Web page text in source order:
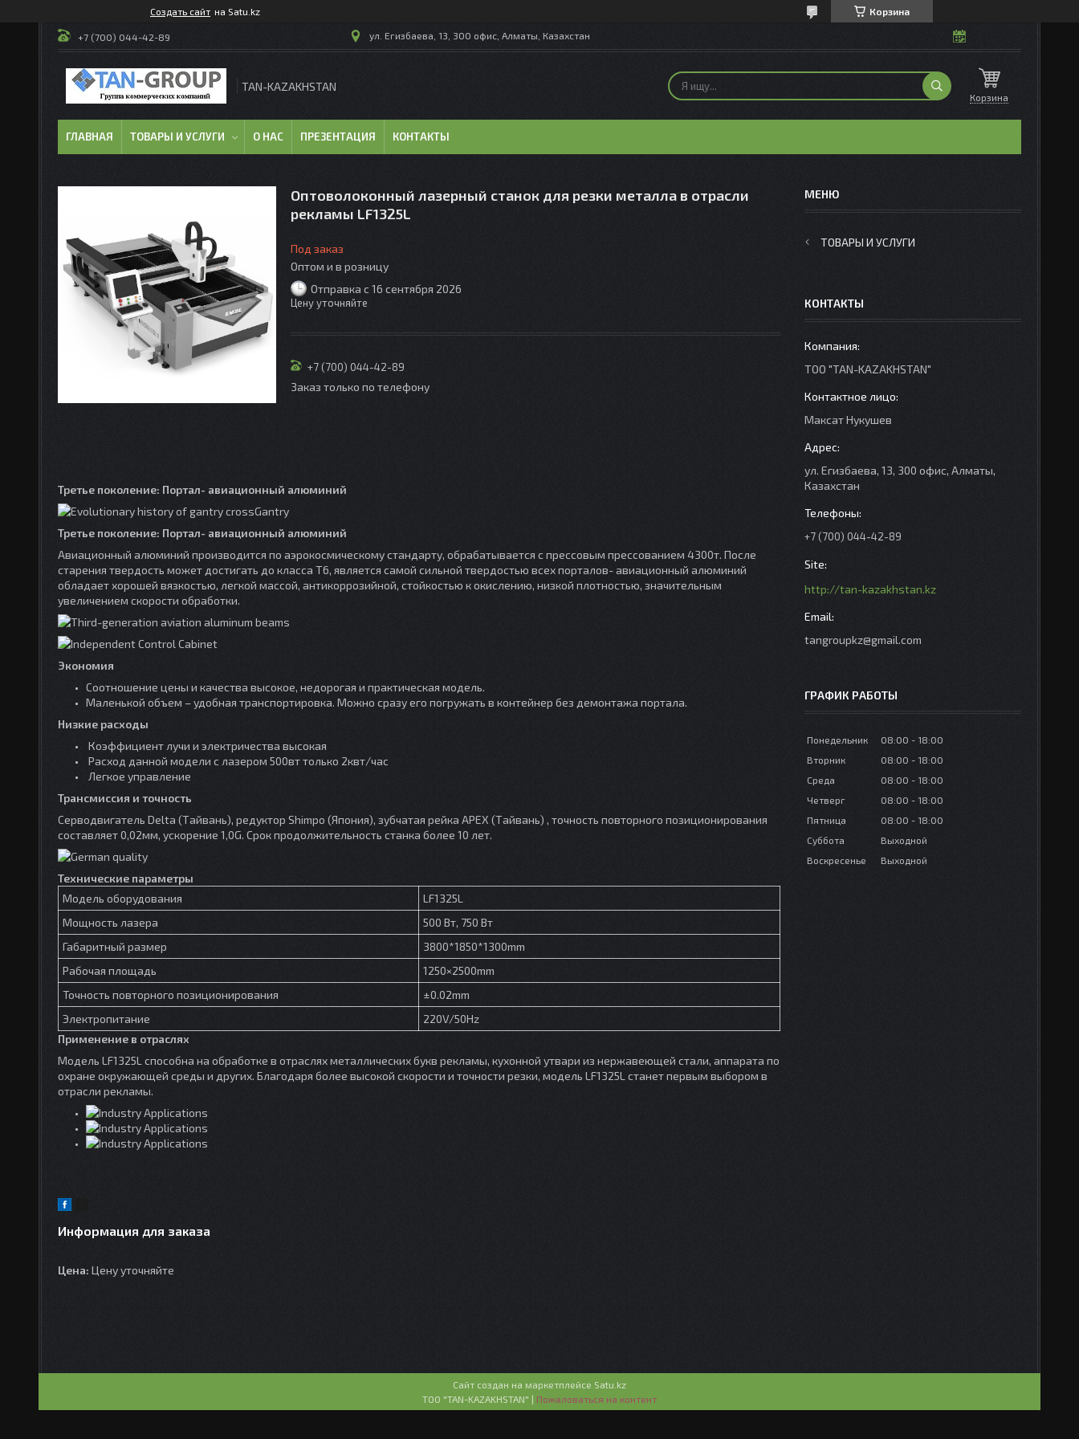
Создать сайт на Satu.kz Корзина
+7 (700) 044-42-89 ул. Егизбаева, 13, 300 офис, Алматы, Казахстан
TAN-KAZAKHSTAN
Корзина
ГЛАВНАЯ ТОВАРЫ И УСЛУГИ О НАС ПРЕЗЕНТАЦИЯ КОНТАКТЫ
Оптоволоконный лазерный станок для резки металла в отрасли
рекламы LF1325L
Под заказ
Оптом и в розницу
Отправка с 16 сентября 2026
Цену уточняйте
+7 (700) 044-42-89
Заказ только по телефону
Третье поколение: Портал- авиационный алюминий
Третье поколение: Портал- авиационный алюминий
Авиационный алюминий производится по аэрокосмическому стандарту, обрабатывается с прессовым прессованием 4300т. После
старения твердость может достигать до класса T6, является самой сильной твердостью всех порталов- авиационный алюминий
обладает хорошей вязкостью, легкой массой, антикоррозийной, стойкостью к окислению, низкой плотностью, значительным
увеличением скорости обработки.
Экономия
Соотношение цены и качества высокое, недорогая и практическая модель.
Маленькой объем – удобная транспортировка. Можно сразу его погружать в контейнер без демонтажа портала.
Низкие расходы
Коэффициент лучи и электричества высокая
Расход данной модели с лазером 500вт только 2квт/час
Легкое управление
Трансмиссия и точность
Серводвигатель Delta (Тайвань), редуктор Shimpo (Япония), зубчатая рейка APEX (Тайвань) , точность повторного позиционирования
составляет 0,02мм, ускорение 1,0G. Срок продолжительность станка более 10 лет.
Технические параметры
Модель оборудования
LF1325L
Мощность лазера
500 Вт, 750 Вт
Габаритный размер
3800*1850*1300mm
Рабочая площадь
1250×2500mm
Точность повторного позиционирования
±0.02mm
Электропитание
220V/50Hz
Применение в отраслях
Модель LF1325L способна на обработке в отраслях металлических букв рекламы, кухонной утвари из нержавеющей стали, аппарата по
охране окружающей среды и других. Благодаря более высокой скорости и точности резки, модель LF1325L станет первым выбором в
отрасли рекламы.
Информация для заказа
Цена: Цену уточняйте
ТОВАРЫ И УСЛУГИ
КОНТАКТЫ
ТОО "TAN-KAZAKHSTAN"
Максат Нукушев
ул. Егизбаева, 13, 300 офис, Алматы,
Казахстан
+7 (700) 044-42-89
http://tan-kazakhstan.kz
tangroupkz@gmail.com
ГРАФИК РАБОТЫ
Понедельник 08:00
18:00
Вторник
08:00
18:00
Среда
08:00
18:00
Четверг
08:00
18:00
Пятница
08:00
18:00
Суббота
Выходной
Воскресенье
Выходной
Сайт создан на маркетплейсе Satu.kz
ТОО "TAN-KAZAKHSTAN" | Пожаловаться на контент